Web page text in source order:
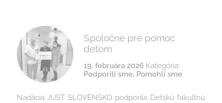
Spoločne pre pomoc
deťom
19. februára 2026Kategória:
Podporili sme, Pomohli sme
Nadácia JUST SLOVENSKO podporila Detskú fakultnú